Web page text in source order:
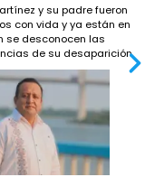
Sefiplan por
tras
y su padre fueron
con vida y ya están en
se desconocen las
de su desaparición.